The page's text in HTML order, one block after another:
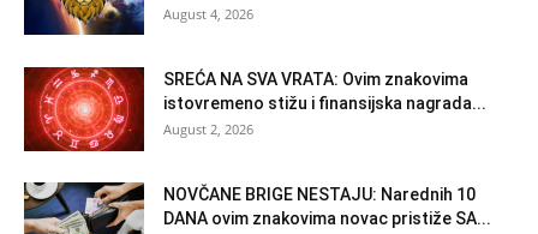
August 4, 2026
SREĆA NA SVA VRATA: Ovim znakovima
istovremeno stižu i finansijska nagrada...
August 2, 2026
NOVČANE BRIGE NESTAJU: Narednih 10
DANA ovim znakovima novac pristiže SA...